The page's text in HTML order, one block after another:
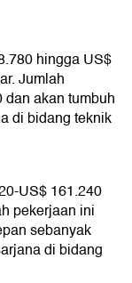
hingga US$
Jumlah
akan tumbuh
di bidang teknik
US$ 161.240
pekerjaan ini
sebanyak
di bidang